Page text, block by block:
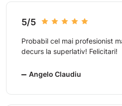
5/5
Probabil cel mai profesionist
decurs la superlativ! Felicitari!
Angelo Claudiu